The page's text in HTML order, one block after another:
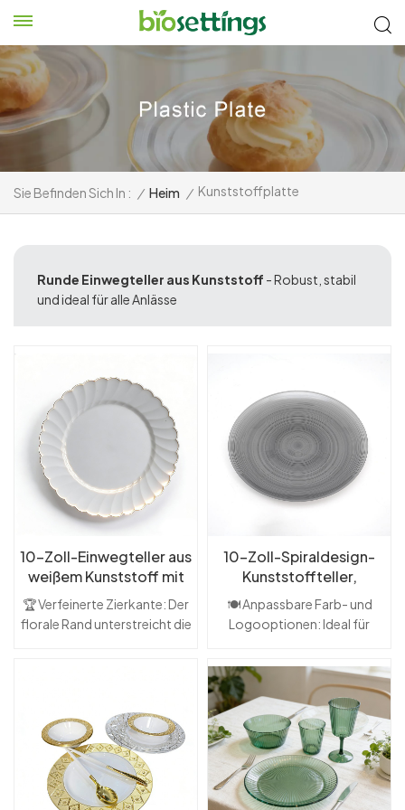
Sie Befinden Sich In : / Heim / Kunststoffplatte
Runde Einwegteller aus Kunststoff - Robust, stabil
und ideal für alle Anlässe
10-Zoll-Einwegteller aus
weißem Kunststoff mit
floralem Rand für
Hochzeiten
🏆 Verfeinerte Zierkante: Der
florale Rand unterstreicht die
Versammlungen und
Veranstaltungen🍽️
Klassische weiße
Hochzeitsteller: Zeitloses
Design, geeignet für formelle
10-Zoll-Spiraldesign-
Kunststoffteller,
Einweggeschirr
🍽️ Anpassbare Farb- und
Logooptionen: Ideal für
Hochzeiten und
Werbezwecke🏙️
Einzigartiges spiralförmiges
Randdekordesign:
Verbessert die
Tischpräsentation durch
dynamische visuelle Textur🍴
Praktische Einwegprodukte